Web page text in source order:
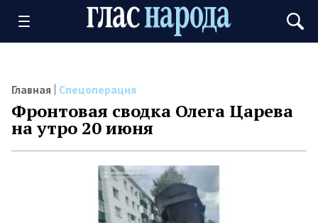
Главная Спецоперация
Фронтовая сводка Олега Царева
на утро 20 июня